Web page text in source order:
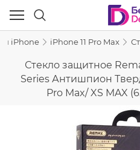
iPhone iPhone 11 Pro Max
Стекло защитное
Series Антишпион
Pro Max/ XS MAX